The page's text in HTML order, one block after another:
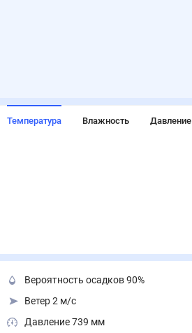
Температура Влажность Давление
Вероятность осадков 90%
Ветер 2 м/с
Давление 739 мм